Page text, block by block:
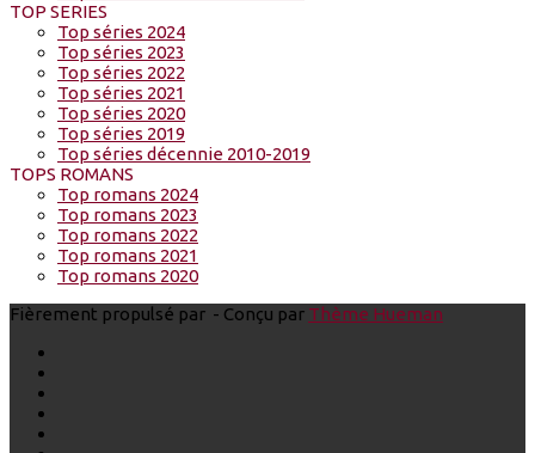
TOP SERIES
Top séries 2024
Top séries 2023
Top séries 2022
Top séries 2021
Top séries 2020
Top séries 2019
Top séries décennie 2010-2019
TOPS ROMANS
Top romans 2024
Top romans 2023
Top romans 2022
Top romans 2021
Top romans 2020
Fièrement propulsé par - Conçu par Thème Hueman